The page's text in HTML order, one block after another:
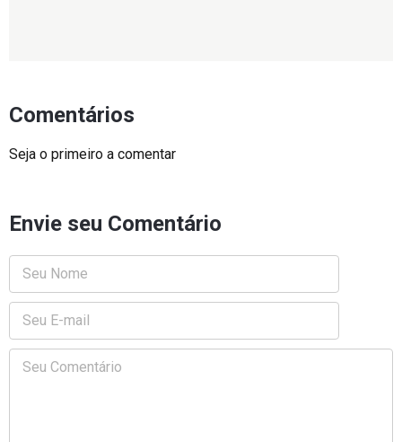
Comentários
Seja o primeiro a comentar
Envie seu Comentário